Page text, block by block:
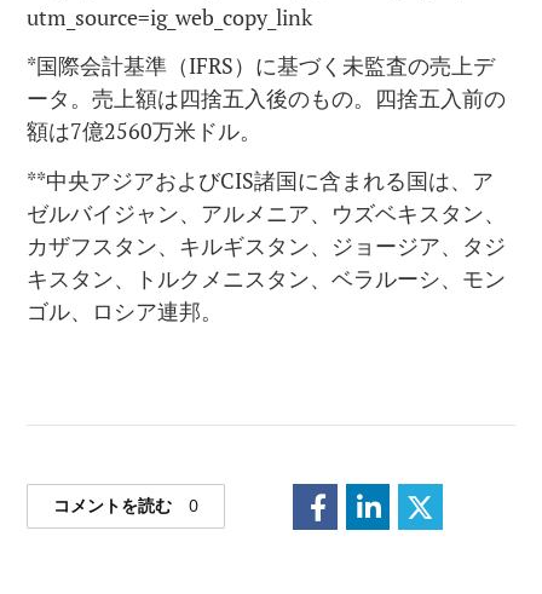
utm_source=ig_web_copy_link
*国際会計基準（IFRS）に基づく未監査の売上デ
ータ。売上額は四捨五入後のもの。四捨五入前の
額は7億2560万米ドル。
**中央アジアおよびCIS諸国に含まれる国は、ア
ゼルバイジャン、アルメニア、ウズベキスタン、
カザフスタン、キルギスタン、ジョージア、タジ
キスタン、トルクメニスタン、ベラルーシ、モン
ゴル、ロシア連邦。
コメントを読む 0